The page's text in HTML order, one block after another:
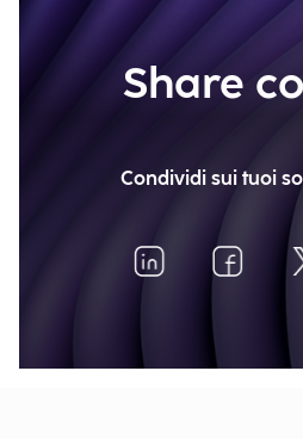
Share
Condividi sui tuoi